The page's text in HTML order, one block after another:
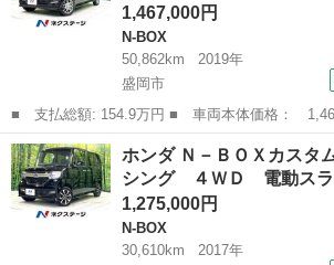
1,467,000円
N-BOX
50,862km
2019年
盛岡市
■ 支払総額: 154.9万円 ■ 車両本体価格： 1,467,000 円 ■ メーカ
ー名： ホンダ ■ 車種名： Ｎ－ＢＯＸカスタ
名： Ｇ・Ｌターボホンダセンシング 両側電動
ナビ バック...
岩手 盛岡市 N-BOX
ホンダ Ｎ－ＢＯＸカスタ
シング ４ＷＤ 電動ス
1,275,000円
N-BOX
30,610km
2017年